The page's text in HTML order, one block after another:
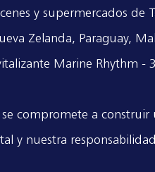
y supermercados
Zelanda, Paraguay,
Marine Rhythm -
compromete a construir
y nuestra